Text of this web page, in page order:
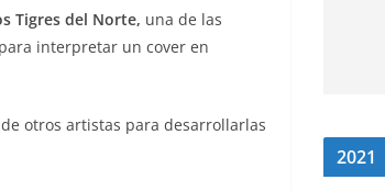
Tigres del Norte, una de las
interpretar un cover en
otros artistas para desarrollarlas
2021